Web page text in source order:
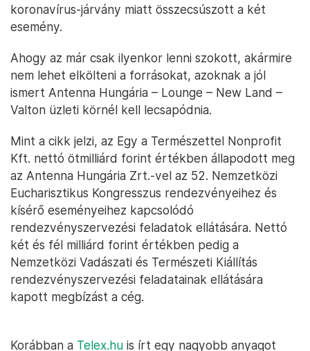
koronavírus-járvány miatt összecsúszott a két
esemény.
Ahogy az már csak ilyenkor lenni szokott, akármire
nem lehet elkölteni a forrásokat, azoknak a jól
ismert Antenna Hungária – Lounge – New Land –
Valton üzleti körnél kell lecsapódnia.
Mint a cikk jelzi, az Egy a Természettel Nonprofit
Kft. nettó ötmilliárd forint értékben állapodott meg
az Antenna Hungária Zrt.-vel az 52. Nemzetközi
Eucharisztikus Kongresszus rendezvényeihez és
kísérő eseményeihez kapcsolódó
rendezvényszervezési feladatok ellátására. Nettó
két és fél milliárd forint értékben pedig a
Nemzetközi Vadászati és Természeti Kiállítás
rendezvényszervezési feladatainak ellátására
kapott megbízást a cég.
Korábban a Telex.hu is írt egy nagyobb anyagot